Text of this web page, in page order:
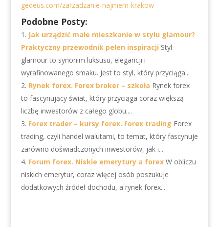
gedeus.com/zarzadzanie-najmem-krakow
Podobne Posty:
Jak urządzić małe mieszkanie w stylu glamour?
Praktyczny przewodnik pełen inspiracji Styl
glamour to synonim luksusu, elegancji i
wyrafinowanego smaku. Jest to styl, który przyciąga...
Rynek forex. Forex broker – szkoła Rynek forex
to fascynujący świat, który przyciąga coraz większą
liczbę inwestorów z całego globu....
Forex trader – kursy forex. Forex trading Forex
trading, czyli handel walutami, to temat, który fascynuje
zarówno doświadczonych inwestorów, jak i...
Forum forex. Niskie emerytury a forex W obliczu
niskich emerytur, coraz więcej osób poszukuje
dodatkowych źródeł dochodu, a rynek forex...